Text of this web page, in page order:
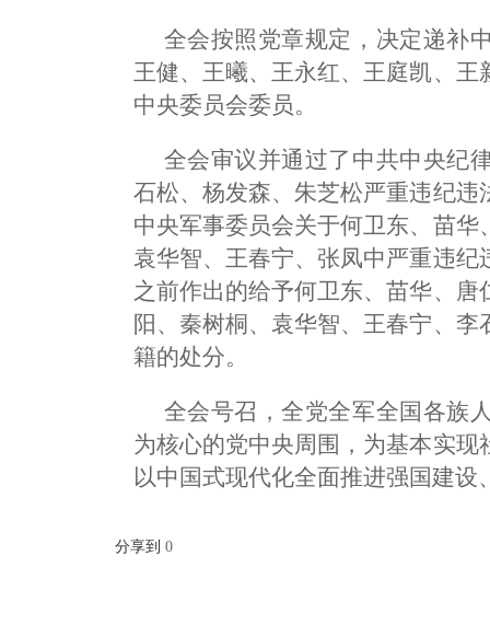
全会按照党章规定，决定递补
王健、王曦、王永红、王庭凯、
中央委员会委员。
全会审议并通过了中共中央纪
石松、杨发森、朱芝松严重违纪
中央军事委员会关于何卫东、苗
袁华智、王春宁、张凤中严重违
之前作出的给予何卫东、苗华、
阳、秦树桐、袁华智、王春宁、
籍的处分。
全会号召，全党全军全国各族
为核心的党中央周围，为基本实
以中国式现代化全面推进强国建设
分享到 0